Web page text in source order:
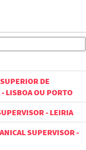
DE
LISBOA OU PORTO
- LEIRIA
SUPERVISOR -